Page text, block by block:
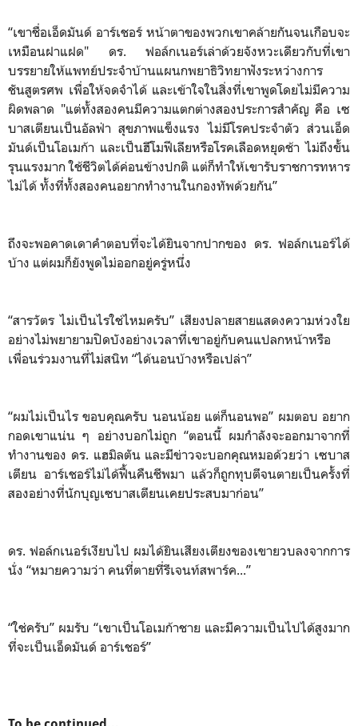
“เขาชื่อเอ็ดมันด์ อาร์เชอร์ หน้าตาของพวกเขาคล้ายกันจนเกือบจะ
เหมือนฝาแฝด" ดร. ฟอล์กเนอร์เล่าด้วยจังหวะเดียวกับที่เขา
บรรยายให้แพทย์ประจำบ้านแผนกพยาธิวิทยาฟังระหว่างการ
ชันสูตรศพ เพื่อให้จดจำได้ และเข้าใจในสิ่งที่เขาพูดโดยไม่มีความ
ผิดพลาด "แต่ทั้งสองคนมีความแตกต่างสองประการสำคัญ คือ เซ
บาสเตียนเป็นอัลฟ่า สุขภาพแข็งแรง ไม่มีโรคประจำตัว ส่วนเอ็ด
มันด์เป็นโอเมก้า และเป็นฮีโมฟีเลียหรือโรคเลือดหยุดช้า ไม่ถึงขั้น
รุนแรงมาก ใช้ชีวิตได้ค่อนข้างปกติ แต่ก็ทำให้เขารับราชการทหาร
ไม่ได้ ทั้งที่ทั้งสองคนอยากทำงานในกองทัพด้วยกัน”
ถึงจะพอคาดเดาคำตอบที่จะได้ยินจากปากของ ดร. ฟอล์กเนอร์ได้
บ้าง แต่ผมก็ยังพูดไม่ออกอยู่ครู่หนึ่ง
“สารวัตร ไม่เป็นไรใช่ไหมครับ” เสียงปลายสายแสดงความห่วงใย
อย่างไม่พยายามปิดบังอย่างเวลาที่เขาอยู่กับคนแปลกหน้าหรือ
เพื่อนร่วมงานที่ไม่สนิท “ได้นอนบ้างหรือเปล่า”
“ผมไม่เป็นไร ขอบคุณครับ นอนน้อย แต่ก็นอนพอ” ผมตอบ อยาก
กอดเขาแน่น ๆ อย่างบอกไม่ถูก “ตอนนี้ ผมกำลังจะออกมาจากที่
ทำงานของ ดร. แฮมิลตัน และมีข่าวจะบอกคุณหมอด้วยว่า เซบาส
เตียน อาร์เชอร์ไม่ได้ฟื้นคืนชีพมา แล้วก็ถูกทุบตีจนตายเป็นครั้งที่
สองอย่างที่นักบุญเซบาสเตียนเคยประสบมาก่อน”
ดร. ฟอล์กเนอร์เงียบไป ผมได้ยินเสียงเตียงของเขายวบลงจากการ
นั่ง “หมายความว่า คนที่ตายที่รีเจนท์สพาร์ค...”
“ใช่ครับ” ผมรับ “เขาเป็นโอเมก้าชาย และมีความเป็นไปได้สูงมาก
ที่จะเป็นเอ็ดมันด์ อาร์เชอร์”